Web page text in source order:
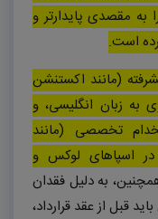
به مقصدی پایدارتر و
است.
(مانند اکستنشن
به زبان انگلیسی، و
تخصصی (مانند
اسپاهای لوکس و
به دلیل فقدان
قبل از عقد قرارداد،